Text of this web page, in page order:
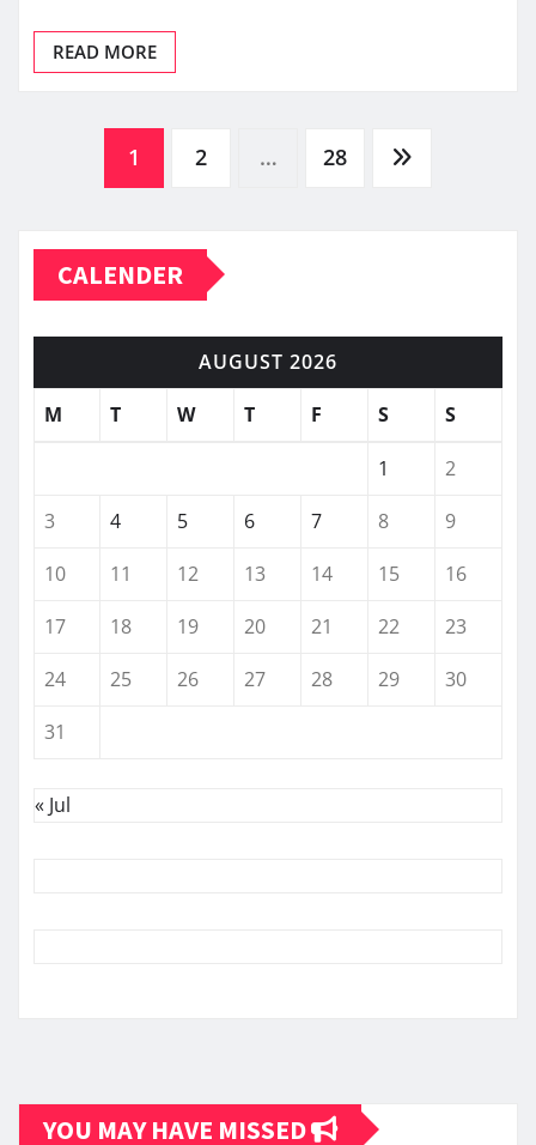
READ MORE
pagination
1 2 … 28
CALENDER
AUGUST 2026
M
T W T F S S
1
2
3
4 5 6 7 8
9
10
11 12 13 14 15
16
17
18 19 20 21 22
23
24
25 26 27 28 29
30
31
« Jul
YOU MAY HAVE MISSED